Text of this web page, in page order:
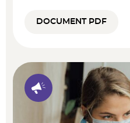
DOCUMENT PDF